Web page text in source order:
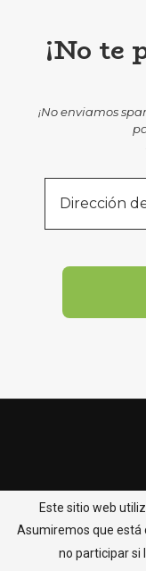
¡No te
¡No enviamos
Copyright @2022 -
La
Este sitio web
Asumiremos que está
no participar si